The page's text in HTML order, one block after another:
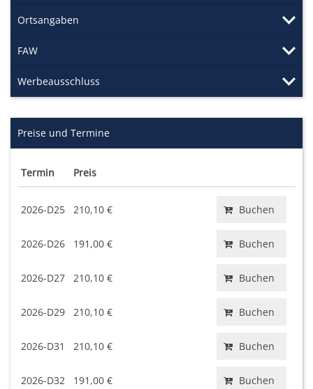
Ortsangaben
FAW
Werbeausschluss
Preise und Termine
Termin Preis
2026-D25 210,10 € Buchen
2026-D26 191,00 € Buchen
2026-D27 210,10 € Buchen
2026-D29 210,10 € Buchen
2026-D31 210,10 € Buchen
2026-D32 191,00 € Buchen